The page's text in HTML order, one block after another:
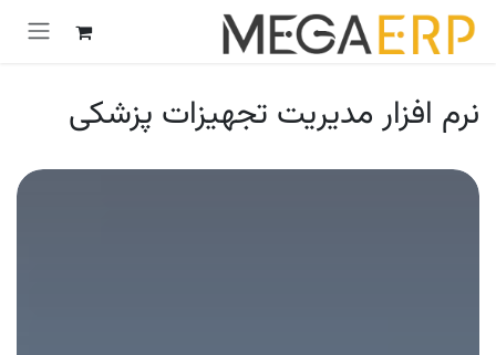
پرش به محتوا
نرم افزار مدیریت تجهیزات پزشکی